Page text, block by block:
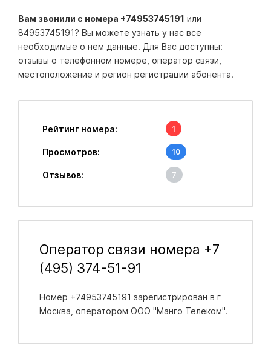
Вам звонили с номера +74953745191 или
84953745191? Вы можете узнать у нас все
необходимые о нем данные. Для Вас доступны:
отзывы о телефонном номере, оператор связи,
местоположение и регион регистрации абонента.
Рейтинг номера: 1
Просмотров: 10
Отзывов: 7
Оператор связи номера +7
(495) 374-51-91
Номер +74953745191 зарегистрирован в г
Москва , оператором ООО "Манго Телеком".